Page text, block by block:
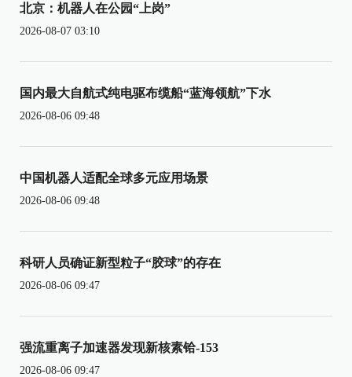
北京：机器人在公园“上岗”
2026-08-07 03:10
国内最大自航式纯电驱布缆船“蓝海领航”下水
2026-08-06 09:48
中国机器人适配全球多元应用场景
2026-08-06 09:48
科研人员确证新型粒子“胶球”的存在
2026-08-06 09:47
强流重离子加速器发现新核素铪-153
2026-08-06 09:47